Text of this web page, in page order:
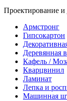
Проектирование и
Армстронг
Гипсокартон
Деревянная
Кафель /
Кварцвинил
Ламинат
Лепка и
Машинная